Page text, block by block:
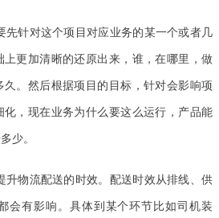
先针对这个项目对应业务的某一个或者几
更加清晰的还原出来，谁，在哪里，做
。然后根据项目的目标，针对会影响项
化，现在业务为什么要这么运行，产品能
少。
升物流配送的时效。配送时效从排线、供
会有影响。具体到某个环节比如司机装